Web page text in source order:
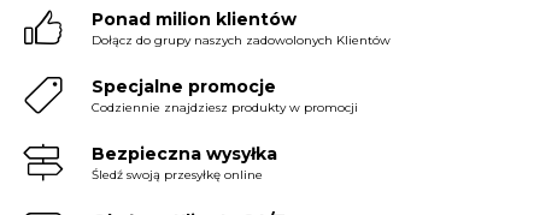
Ponad milion klientów
Dołącz do grupy naszych zadowolonych Klientów
Specjalne promocje
Codziennie znajdziesz produkty w promocji
Bezpieczna wysyłka
Śledź swoją przesyłkę online